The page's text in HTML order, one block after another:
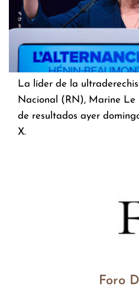
La líder de la
Nacional (RN), Marine Le
de resultados ayer
X.
Foro